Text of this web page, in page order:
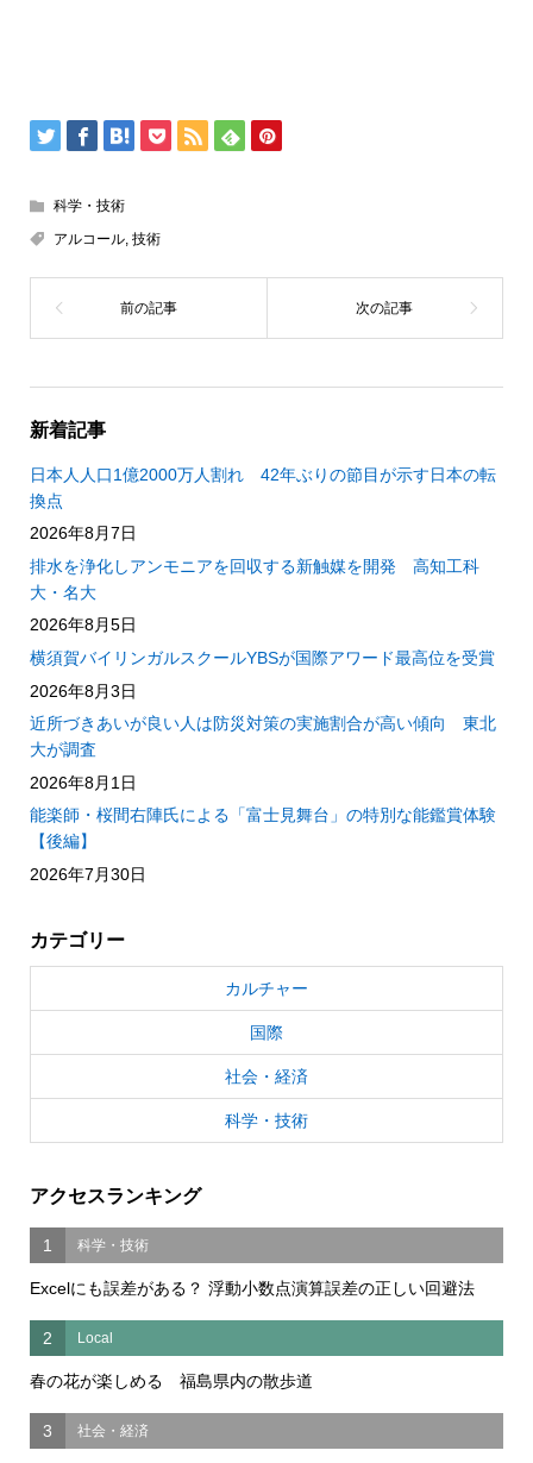
科学・技術
アルコール, 技術
新着記事
日本人人口1億2000万人割れ 42年ぶりの節目が示す日本の転
換点
2026年8月7日
排水を浄化しアンモニアを回収する新触媒を開発 高知工科
大・名大
2026年8月5日
横須賀バイリンガルスクールYBSが国際アワード最高位を受賞
2026年8月3日
近所づきあいが良い人は防災対策の実施割合が高い傾向 東北
大が調査
2026年8月1日
能楽師・桜間右陣氏による「富士見舞台」の特別な能鑑賞体験
【後編】
2026年7月30日
カテゴリー
カルチャー
国際
社会・経済
科学・技術
アクセスランキング
1 科学・技術
Excelにも誤差がある？ 浮動小数点演算誤差の正しい回避法
2 Local
春の花が楽しめる 福島県内の散歩道
3 社会・経済